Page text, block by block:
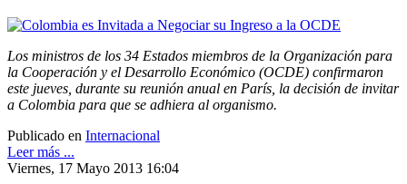
Los ministros de los 34 Estados miembros de la Organización para
la Cooperación y el Desarrollo Económico (OCDE) confirmaron
este jueves, durante su reunión anual en París, la decisión de invitar
a Colombia para que se adhiera al organismo.
Publicado en Internacional
Leer más ...
Viernes, 17 Mayo 2013 16:04